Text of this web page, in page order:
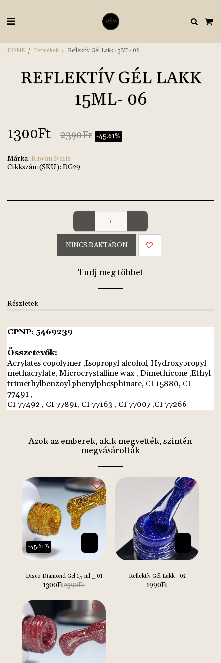
HOME Termékek Reflektív Gél Lakk 15ML- 06
REFLEKTÍV GÉL LAKK
15ML- 06
1300Ft 2390Ft -45.61%
Márka: Rawan Nails
Cikkszám (SKU): DG29
NINCS RAKTÁRON
Tudj meg többet
Részletek
CPNP: 5469239
Összetevők:
Acrylates copolymer ,Isopropyl alcohol, Hydroxypropyl
methacrylate, Microcrystalline wax , Dimethicone ,Ethyl
trimethylbenzoyl phenylphosphinate, CI 15880, CI
77491 ,
CI 77492 , CI 77891, CI 77163 , CI 77007 ,CI 77266
Azok az emberek, akik megvették, szintén
megvásárolták
-45.61%
Disco Diamond Gel 15 ml _ 01
2390Ft
1300Ft
Reflektív Gél Lakk - 02
1990Ft